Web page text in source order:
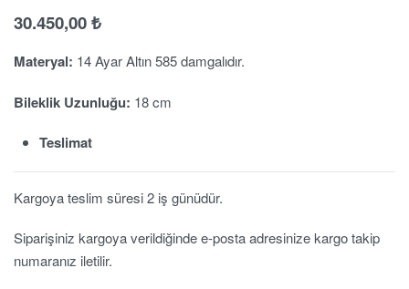
30.450,00₺
Materyal: 14 Ayar Altın 585 damgalıdır.
Bileklik Uzunluğu: 18 cm
Teslimat
Kargoya teslim süresi 2 iş günüdür.
Siparişiniz kargoya verildiğinde e-posta adresinize kargo takip
numaranız iletilir.